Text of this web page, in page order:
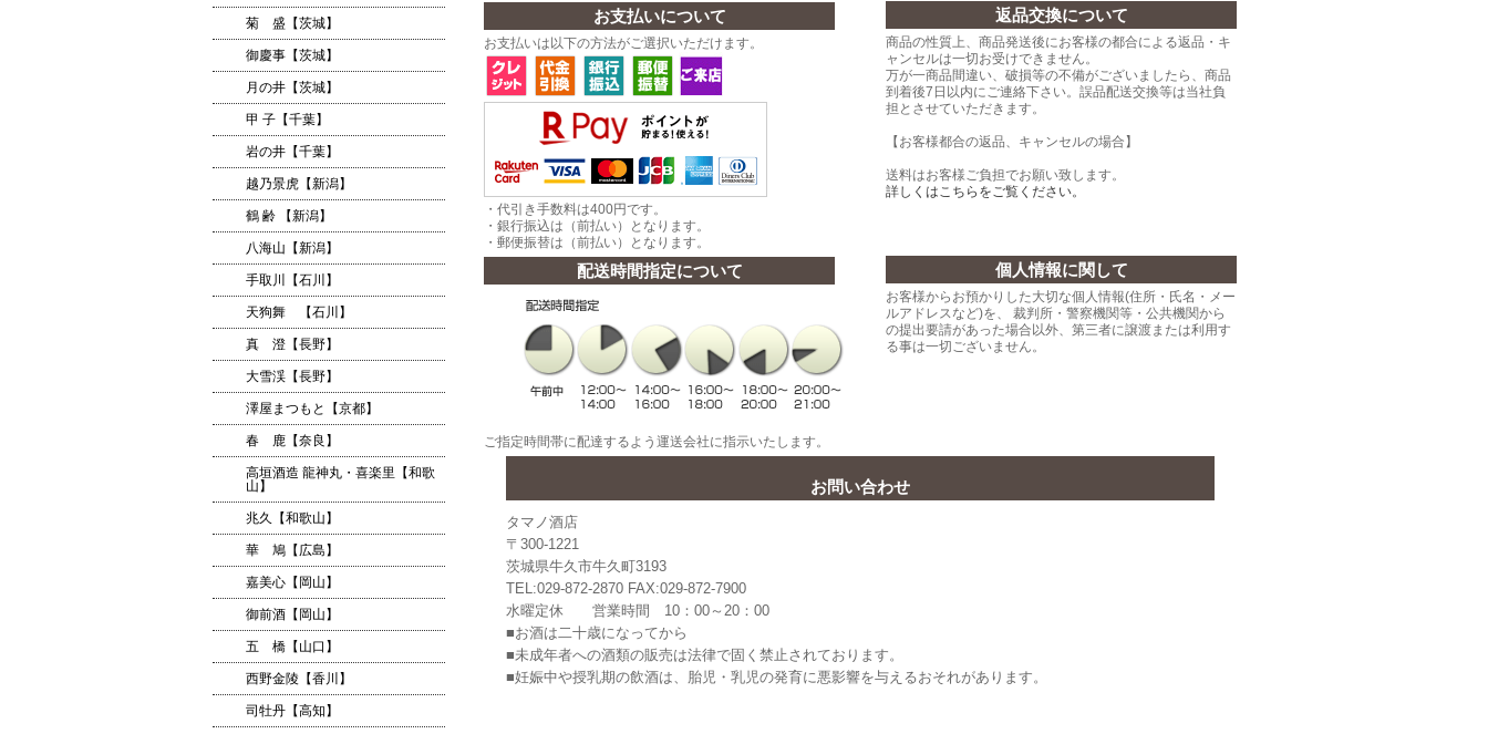
お支払いについて
お支払いは以下の方法がご選択いただけます。
・代引き手数料は400円です。
・銀行振込は（前払い）となります。
・郵便振替は（前払い）となります。
配送時間指定について
ご指定時間帯に配達するよう運送会社に指示いたします。
返品交換について
商品の性質上、商品発送後にお客様の都合による返品・キ
ャンセルは一切お受けできません。
万が一商品間違い、破損等の不備がございましたら、商品
到着後7日以内にご連絡下さい。誤品配送交換等は当社負
担とさせていただきます。
【お客様都合の返品、キャンセルの場合】
送料はお客様ご負担でお願い致します。
詳しくはこちらをご覧ください。
個人情報に関して
お客様からお預かりした大切な個人情報(住所・氏名・メー
ルアドレスなど)を、 裁判所・警察機関等・公共機関から
の提出要請があった場合以外、第三者に譲渡または利用す
る事は一切ございません。
お問い合わせ
タマノ酒店
〒300-1221
茨城県牛久市牛久町3193
TEL:029-872-2870 FAX:029-872-7900
水曜定休 営業時間 10：00～20：00
■お酒は二十歳になってから
■未成年者への酒類の販売は法律で固く禁止されております。
■妊娠中や授乳期の飲酒は、胎児・乳児の発育に悪影響を与えるおそれがあります。
菊 盛【茨城】
御慶事【茨城】
月の井【茨城】
甲 子【千葉】
岩の井【千葉】
越乃景虎【新潟】
鶴 齢 【新潟】
八海山【新潟】
手取川【石川】
天狗舞 【石川】
真 澄【長野】
大雪渓【長野】
澤屋まつもと【京都】
春 鹿【奈良】
高垣酒造 龍神丸・喜楽里【和歌
山】
兆久【和歌山】
華 鳩【広島】
嘉美心【岡山】
御前酒【岡山】
五 橋【山口】
西野金陵【香川】
司牡丹【高知】